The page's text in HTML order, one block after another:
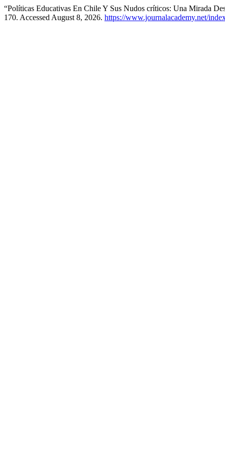
“Políticas Educativas En Chile Y Sus Nudos críticos: Una Mirada
170. Accessed August 8, 2026. https://www.journalacademy.net/